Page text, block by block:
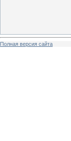
Полная версия сайта